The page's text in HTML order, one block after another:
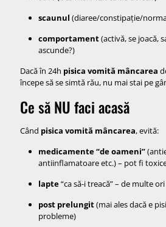
scaunul (diaree/constipație/
comportament(activă, se joacă,
ascunde?)
Dacă în 24h pisica vomită mâncarea
începe să se simtă rău, nu mai stai pe
Ce să NU faci acasă
Când pisica vomită mâncarea, evită:
medicamente “de oameni”
antiinflamatoare etc.) – pot fi
lapte“ca să-i treacă” – de multe
post prelungit(mai ales dacă e
probleme)